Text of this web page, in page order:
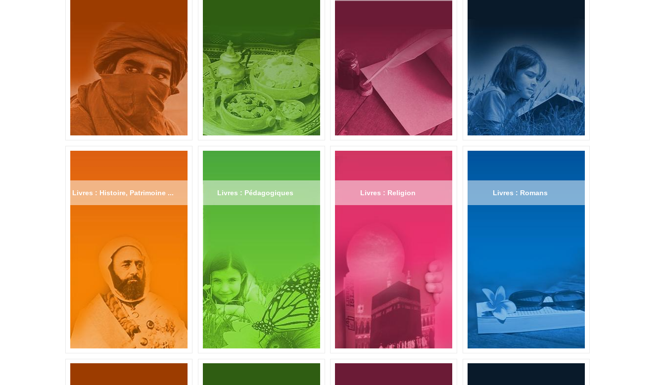
Livres : Histoire, Patrimoine ... Livres : Pédagogiques Livres : Religion Livres : Romans